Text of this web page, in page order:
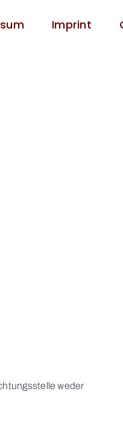
Imprint
weder